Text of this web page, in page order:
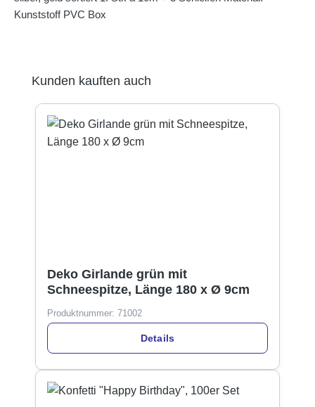
Kunststoff PVC Box
Produktgalerie überspringen
Kunden kauften auch
Deko Girlande grün mit
Schneespitze, Länge 180 x Ø 9cm
Produktnummer: 71002
Details